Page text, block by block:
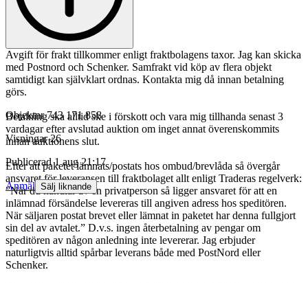
Avgift för frakt tillkommer enligt fraktbolagens taxor. Jag kan skicka
med Postnord och Schenker. Samfrakt vid köp av flera objekt
samtidigt kan självklart ordnas. Kontakta mig då innan betalning
görs.
Betalning ska alltid ske i förskott och vara mig tillhanda senast 3
vardagar efter avslutad auktion om inget annat överenskommits
innan auktionens slut.
Efter att paketet lämnats/postats hos ombud/brevlåda så övergår
ansvaret för leveransen till fraktbolaget allt enligt Traderas regelverk:
”När du handlar av en privatperson så ligger ansvaret för att en
inlämnad försändelse levereras till angiven adress hos speditören.
När säljaren postat brevet eller lämnat in paketet har denna fullgjort
sin del av avtalet.” D.v.s. ingen återbetalning av pengar om
speditören av någon anledning inte levererar. Jag erbjuder
naturligtvis alltid spårbar leverans både med PostNord eller
Schenker.
Objektnr 743 171 858
Visningar 26
Publicerad 1 aug 21:17
Anmäl Sälj liknande